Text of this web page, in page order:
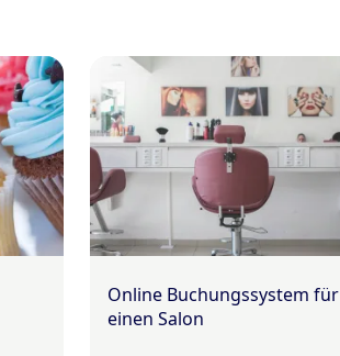
Online Buchungssystem für
einen Salon